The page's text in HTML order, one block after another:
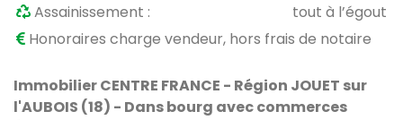
Assainissement :
tout à l’égout
Honoraires charge vendeur, hors frais de notaire
Immobilier CENTRE FRANCE - Région JOUET sur
l'AUBOIS (18) - Dans bourg avec commerces